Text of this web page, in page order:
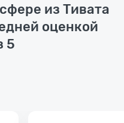
из Тивата
оценкой
5